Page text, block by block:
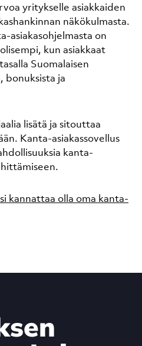
yritykselle asiakkaiden
näkökulmasta.
asiakasohjelmasta on
kun asiakkaat
Suomalaisen
bonuksista ja
lisätä ja sitouttaa
Kanta-asiakassovellus
kanta-
kannattaa olla oma kanta-